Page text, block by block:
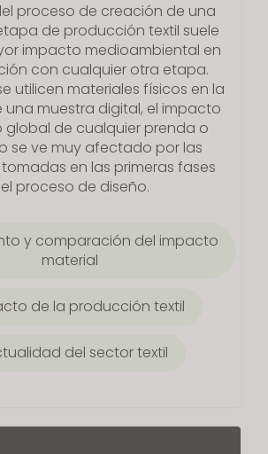
proceso de creación de una
de producción textil suele
impacto medioambiental en
con cualquier otra etapa.
utilicen materiales físicos en la
una muestra digital, el impacto
global de cualquier prenda o
se ve muy afectado por las
en las primeras fases
proceso de diseño.
y comparación del impacto
material
de la producción textil
del sector textil